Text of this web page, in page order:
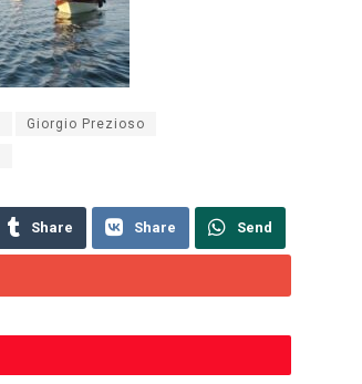
Giorgio Prezioso
Share Share Send